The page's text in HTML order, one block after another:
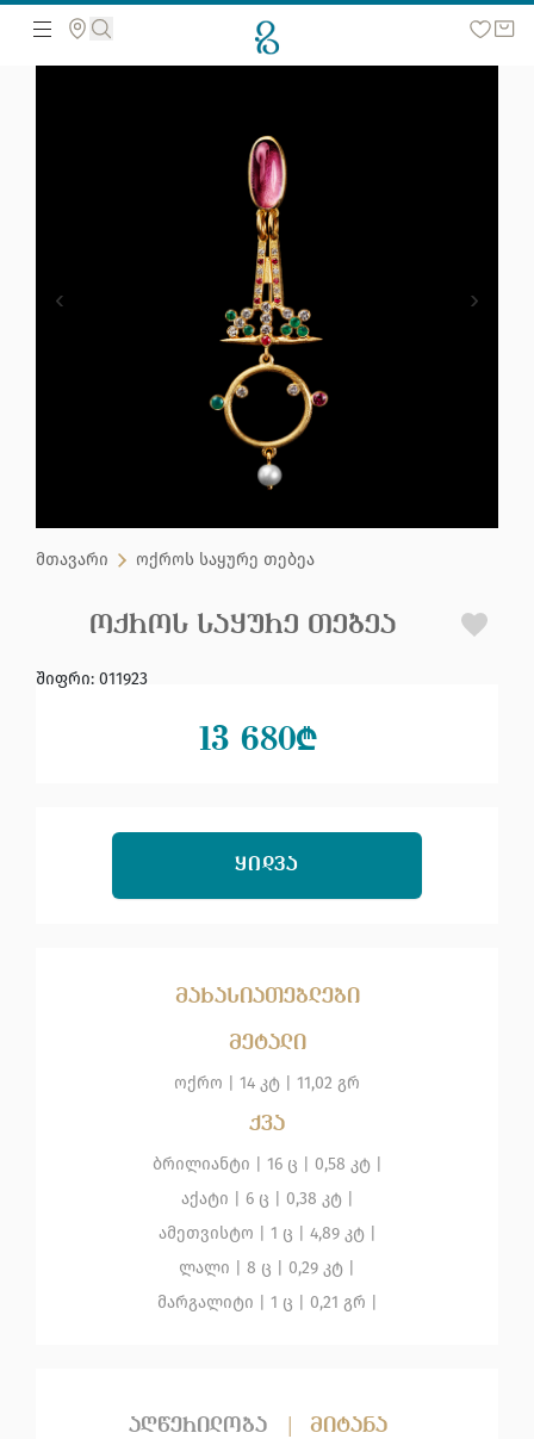
მოძებნეთ ვებ გვერდზე
მთავარი ოქროს საყურე თებეა
ᲝᲥᲠᲝᲡ ᲡᲐᲧᲣᲠᲔ ᲗᲔᲑᲔᲐ
შიფრი: 011923
13 680₾
ᲧᲘᲓᲕᲐ
მახასიათებლები
მეტალი
ოქრო 14 კტ | 11,02 გრ
ქვა
ბრილიანტი | 16 ც |
0,58 კტ |
აქატი | 6 ც |
0,38 კტ |
ამეთვისტო | 1 ც |
4,89 კტ |
ლალი | 8 ც |
0,29 კტ |
მარგალიტი | 1 ც | 0,21 გრ |
აღწერილობა მიტანა